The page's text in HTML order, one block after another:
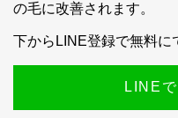
の毛に改善されます。
下からLINE登録で無料に
LINE